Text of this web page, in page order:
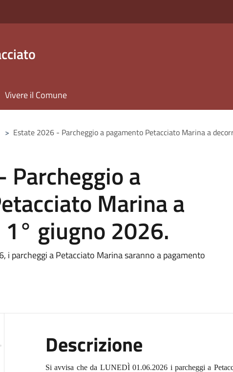
Vivere il Comune
> Estate 2026 - Parcheggio a pagamento Petacciato Marina a
a
Marina a
giugno 2026.
i parcheggi a Petacciato Marina saranno a pagamento
Descrizione
Si avvisa che da LUNEDÌ 01.06.2026 i parcheggi a